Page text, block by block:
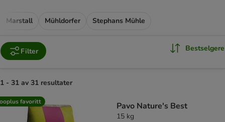
Marstall Mühldorfer Stephans Mühle
Filter Bestselgere
1 - 31 av 31 resultater
product items have been changed
favoritt Pavo Nature's Best
15 kg